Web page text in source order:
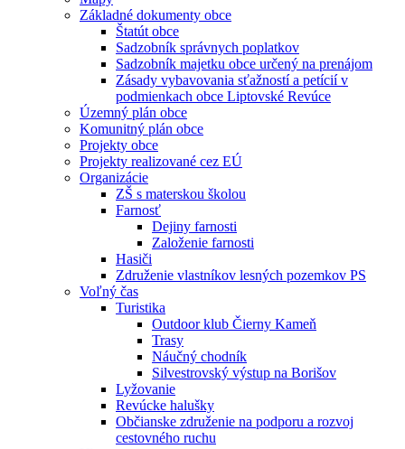
Základné dokumenty obce
Štatút obce
Sadzobník správnych poplatkov
Sadzobník majetku obce určený na prenájom
Zásady vybavovania sťažností a petícií v
podmienkach obce Liptovské Revúce
Územný plán obce
Komunitný plán obce
Projekty obce
Projekty realizované cez EÚ
Organizácie
ZŠ s materskou školou
Farnosť
Dejiny farnosti
Založenie farnosti
Hasiči
Združenie vlastníkov lesných pozemkov PS
Voľný čas
Turistika
Outdoor klub Čierny Kameň
Trasy
Náučný chodník
Silvestrovský výstup na Borišov
Lyžovanie
Revúcke halušky
Občianske združenie na podporu a rozvoj
cestovného ruchu